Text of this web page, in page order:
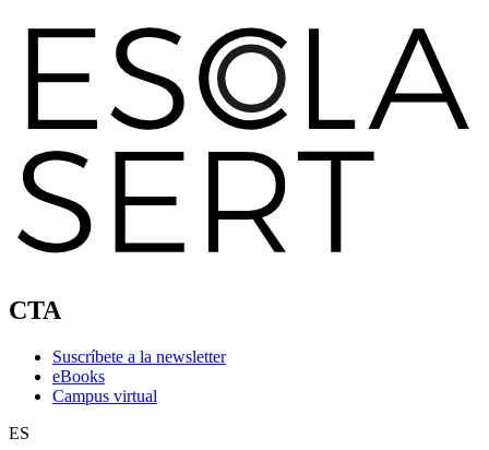
CTA
Suscríbete a la newsletter
eBooks
Campus virtual
ES